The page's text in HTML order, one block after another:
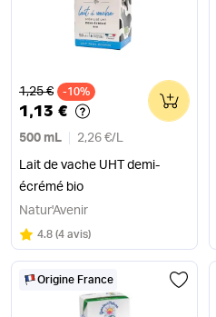
Ancien prix
1,25 € -10%
1,13 €
500 mL 2,26 €/ L
Lait de vache UHT demi-
écrémé bio
0
Natur'Avenir
Note
4.8 sur 5
(4 avis)
Origine France